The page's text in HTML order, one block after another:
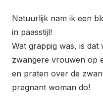
Natuurlijk nam ik een
in paasstijl!
Wat grappig was, is dat
zwangere vrouwen op
en praten over de
pregnant woman do!